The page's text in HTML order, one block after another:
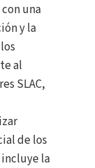
una
y la
al
SLAC,
de los
la